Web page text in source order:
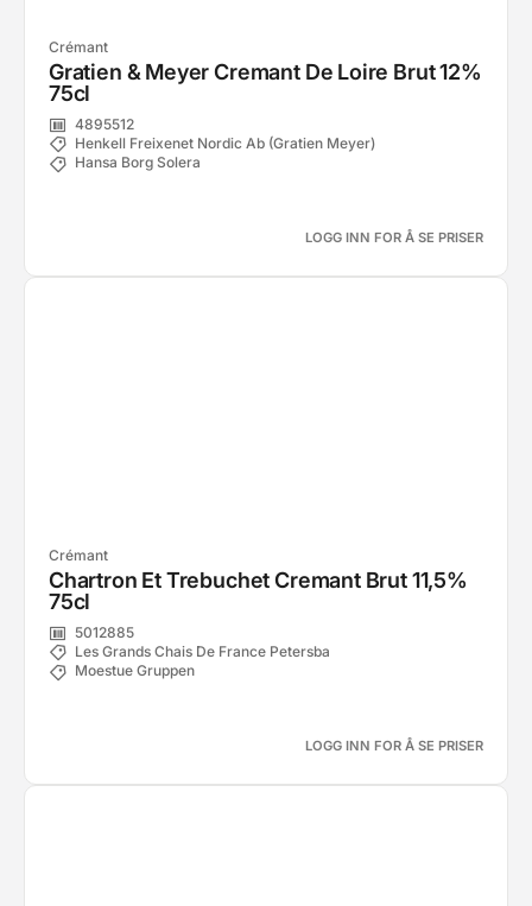
Crémant
Gratien & Meyer Cremant De Loire Brut 12%
75cl
4895512
Henkell Freixenet Nordic Ab (Gratien Meyer)
Hansa Borg Solera
LOGG INN FOR Å SE PRISER
Crémant
Chartron Et Trebuchet Cremant Brut 11,5%
75cl
5012885
Les Grands Chais De France Petersba
Moestue Gruppen
LOGG INN FOR Å SE PRISER